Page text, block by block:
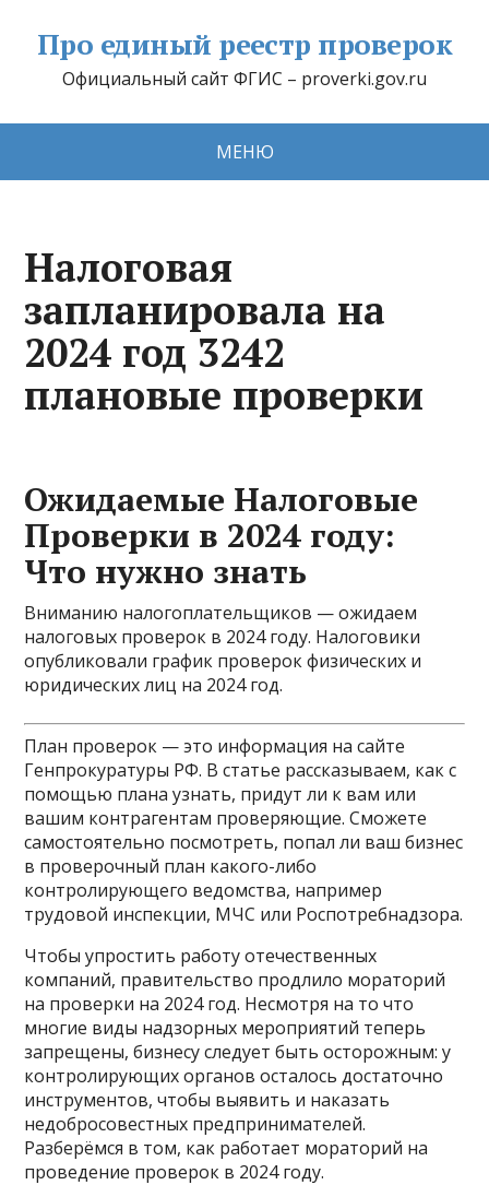
Про единый реестр проверок
Официальный сайт ФГИС – proverki.gov.ru
МЕНЮ
Налоговая
запланировала на
2024 год 3242
плановые проверки
Ожидаемые Налоговые
Проверки в 2024 году:
Что нужно знать
Вниманию налогоплательщиков — ожидаем
налоговых проверок в 2024 году. Налоговики
опубликовали график проверок физических и
юридических лиц на 2024 год.
План проверок — это информация на сайте
Генпрокуратуры РФ. В статье рассказываем, как с
помощью плана узнать, придут ли к вам или
вашим контрагентам проверяющие. Сможете
самостоятельно посмотреть, попал ли ваш бизнес
в проверочный план какого-либо
контролирующего ведомства, например
трудовой инспекции, МЧС или Роспотребнадзора.
Чтобы упростить работу отечественных
компаний, правительство продлило мораторий
на проверки на 2024 год. Несмотря на то что
многие виды надзорных мероприятий теперь
запрещены, бизнесу следует быть осторожным: у
контролирующих органов осталось достаточно
инструментов, чтобы выявить и наказать
недобросовестных предпринимателей.
Разберёмся в том, как работает мораторий на
проведение проверок в 2024 году.